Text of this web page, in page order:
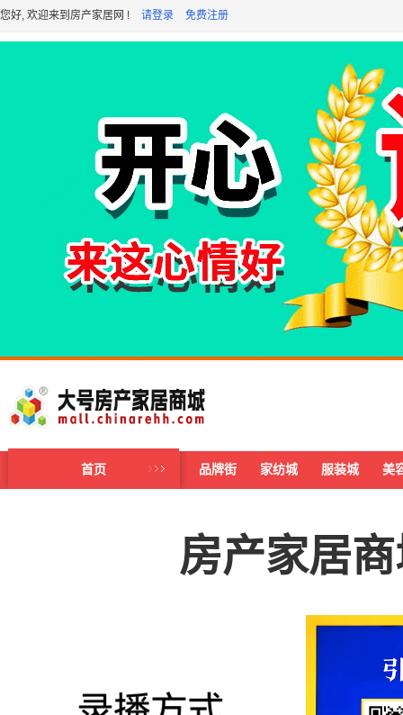
您好, 欢迎来到房产家居网 ! 请登录 免费注册
首页 品牌街 家纺城 服装城 美
房产家居